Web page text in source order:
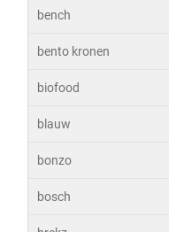
bench
bento kronen
biofood
blauw
bonzo
bosch